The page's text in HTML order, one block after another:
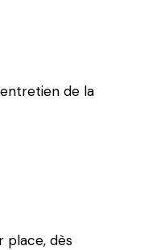
de la
place, dès